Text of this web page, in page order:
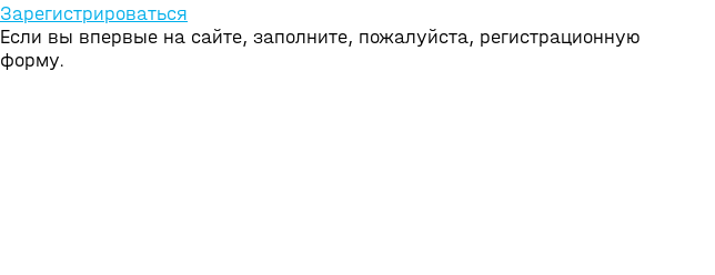
Зарегистрироваться
Если вы впервые на сайте, заполните, пожалуйста, регистрационную
форму.